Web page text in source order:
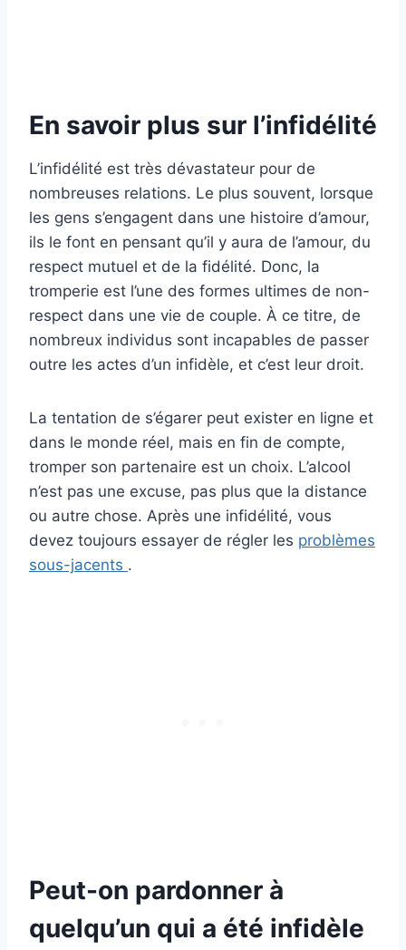
En savoir plus sur l’infidélité
L’infidélité est très dévastateur pour de
nombreuses relations. Le plus souvent, lorsque
les gens s’engagent dans une histoire d’amour,
ils le font en pensant qu’il y aura de l’amour, du
respect mutuel et de la fidélité. Donc, la
tromperie est l’une des formes ultimes de non-
respect dans une vie de couple. À ce titre, de
nombreux individus sont incapables de passer
outre les actes d’un infidèle, et c’est leur droit.
La tentation de s’égarer peut exister en ligne et
dans le monde réel, mais en fin de compte,
tromper son partenaire est un choix. L’alcool
n’est pas une excuse, pas plus que la distance
ou autre chose. Après une infidélité, vous
devez toujours essayer de régler les problèmes
sous-jacents .
Peut-on pardonner à
quelqu’un qui a été infidèle